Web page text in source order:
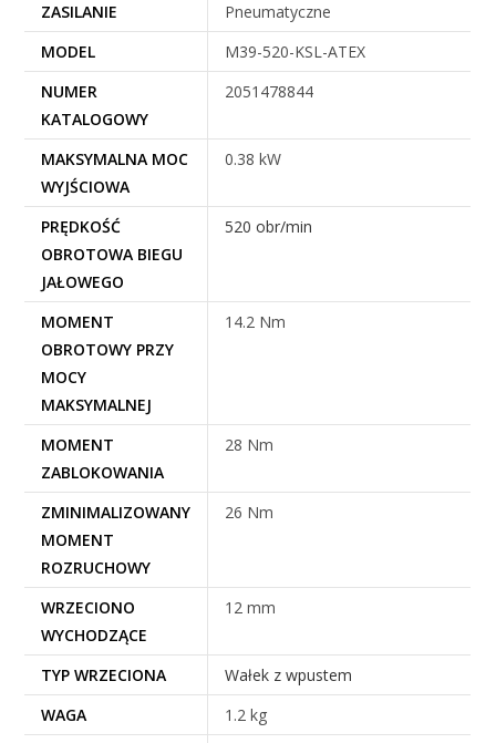
ZASILANIE
Pneumatyczne
MODEL
M39-520-KSL-ATEX
NUMER
KATALOGOWY
2051478844
MAKSYMALNA MOC
WYJŚCIOWA
0.38 kW
PRĘDKOŚĆ
OBROTOWA BIEGU
JAŁOWEGO
520 obr/min
MOMENT
OBROTOWY PRZY
MOCY
MAKSYMALNEJ
14.2 Nm
MOMENT
ZABLOKOWANIA
28 Nm
ZMINIMALIZOWANY
MOMENT
ROZRUCHOWY
26 Nm
WRZECIONO
WYCHODZĄCE
12 mm
TYP WRZECIONA
Wałek z wpustem
WAGA
1.2 kg